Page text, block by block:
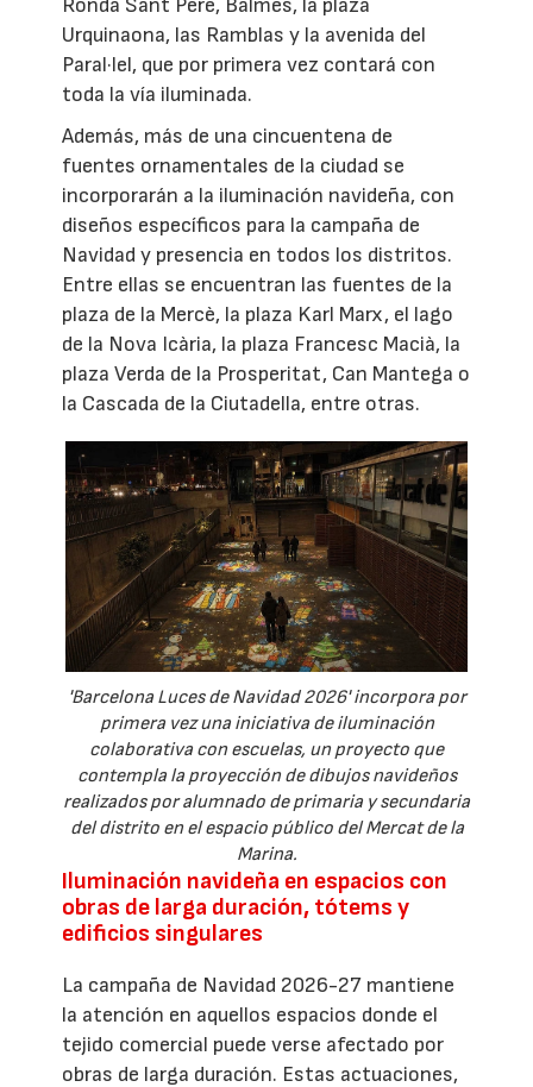
Ronda Sant Pere, Balmes, la plaza
Urquinaona, las Ramblas y la avenida del
Paral·lel, que por primera vez contará con
toda la vía iluminada.
Además, más de una cincuentena de
fuentes ornamentales de la ciudad se
incorporarán a la iluminación navideña, con
diseños específicos para la campaña de
Navidad y presencia en todos los distritos.
Entre ellas se encuentran las fuentes de la
plaza de la Mercè, la plaza Karl Marx, el lago
de la Nova Icària, la plaza Francesc Macià, la
plaza Verda de la Prosperitat, Can Mantega o
la Cascada de la Ciutadella, entre otras.
'Barcelona Luces de Navidad 2026' incorpora por
primera vez una iniciativa de iluminación
colaborativa con escuelas, un proyecto que
contempla la proyección de dibujos navideños
realizados por alumnado de primaria y secundaria
del distrito en el espacio público del Mercat de la
Marina.
Iluminación navideña en espacios con
obras de larga duración, tótems y
edificios singulares
La campaña de Navidad 2026-27 mantiene
la atención en aquellos espacios donde el
tejido comercial puede verse afectado por
obras de larga duración. Estas actuaciones,